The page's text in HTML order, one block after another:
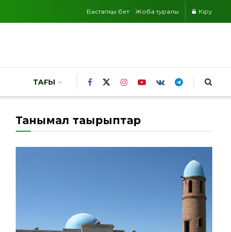
Бастапқы бет Жоба туралы Кіру
ТАҒЫ
Танымал тақырыптар